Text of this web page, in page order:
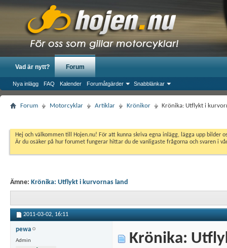
Vad är nytt? Forum
Nya inlägg FAQ Kalender Forumåtgärder Snabblänkar
Forum Motorcyklar Artiklar Krönikor Krönika: Utflykt i
Hej och välkommen till Hojen.nu! För att kunna skriva egna inlägg, lägga upp
Är du osäker på hur forumet fungerar hittar du de vanligaste frågorna och svaren i
Ämne: Krönika: Utflykt i kurvornas land
2011-03-02, 16:11
pewa
Admin Krönika: